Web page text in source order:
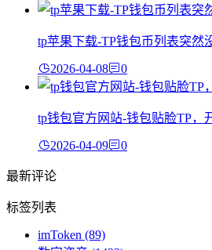
tp苹果下载-TP钱包币列表突然
2026-04-08 0
tp钱包官方网站-钱包贴脸TP，
2026-04-09 0
最新评论
标签列表
imToken (89)